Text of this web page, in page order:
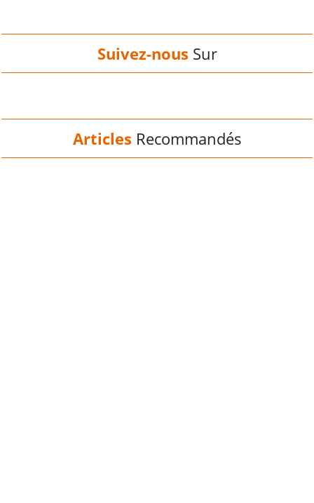
Suivez-nous Sur
Articles Recommandés